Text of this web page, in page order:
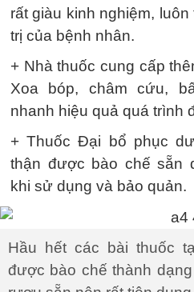
rất giàu kinh nghiệm,
trị của bệnh nhân.
+ Nhà thuốc cung cấp
Xoa bóp, châm cứu,
nhanh hiệu quả quá trình
+ Thuốc Đại bổ phục
thận được bào chế sẵn
khi sử dụng và bảo quản.
Hầu hết các bài thuốc
được bào chế thành